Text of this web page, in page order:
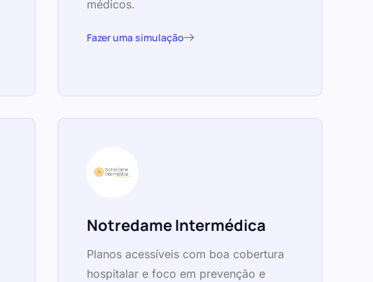
médicos.
Fazer uma simulação
Notredame Intermédica
Planos acessíveis com boa cobertura
hospitalar e foco em prevenção e